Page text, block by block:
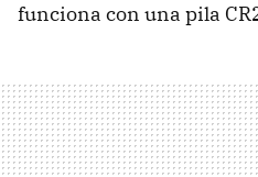
funciona con una pila